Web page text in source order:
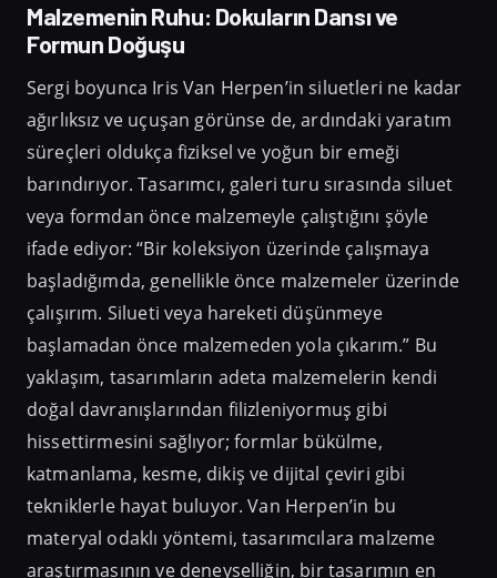
Malzemenin Ruhu: Dokuların Dansı ve
Formun Doğuşu
Sergi boyunca Iris Van Herpen’in siluetleri ne kadar
ağırlıksız ve uçuşan görünse de, ardındaki yaratım
süreçleri oldukça fiziksel ve yoğun bir emeği
barındırıyor. Tasarımcı, galeri turu sırasında siluet
veya formdan önce malzemeyle çalıştığını şöyle
ifade ediyor: “Bir koleksiyon üzerinde çalışmaya
başladığımda, genellikle önce malzemeler üzerinde
çalışırım. Silueti veya hareketi düşünmeye
başlamadan önce malzemeden yola çıkarım.” Bu
yaklaşım, tasarımların adeta malzemelerin kendi
doğal davranışlarından filizleniyormuş gibi
hissettirmesini sağlıyor; formlar bükülme,
katmanlama, kesme, dikiş ve dijital çeviri gibi
tekniklerle hayat buluyor. Van Herpen’in bu
materyal odaklı yöntemi, tasarımcılara malzeme
araştırmasının ve deneyselliğin, bir tasarımın en